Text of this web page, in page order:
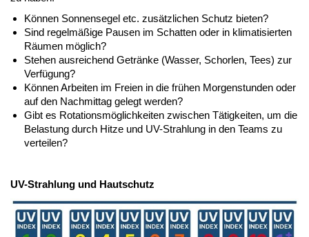
Können Sonnensegel etc. zusätzlichen Schutz bieten?
Sind regelmäßige Pausen im Schatten oder in klimatisierten
Räumen möglich?
Stehen ausreichend Getränke (Wasser, Schorlen, Tees) zur
Verfügung?
Können Arbeiten im Freien in die frühen Morgenstunden oder
auf den Nachmittag gelegt werden?
Gibt es Rotationsmöglichkeiten zwischen Tätigkeiten, um die
Belastung durch Hitze und UV-Strahlung in den Teams zu
verteilen?
UV-Strahlung und Hautschutz